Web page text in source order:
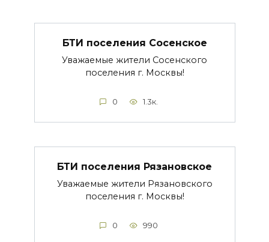
БТИ поселения Сосенское
Уважаемые жители Сосенского
поселения г. Москвы!
0 1.3к.
БТИ поселения Рязановское
Уважаемые жители Рязановского
поселения г. Москвы!
0 990